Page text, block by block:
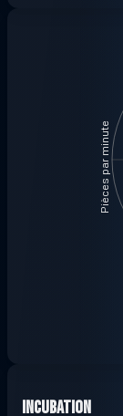
Pièces par minute
Incubation